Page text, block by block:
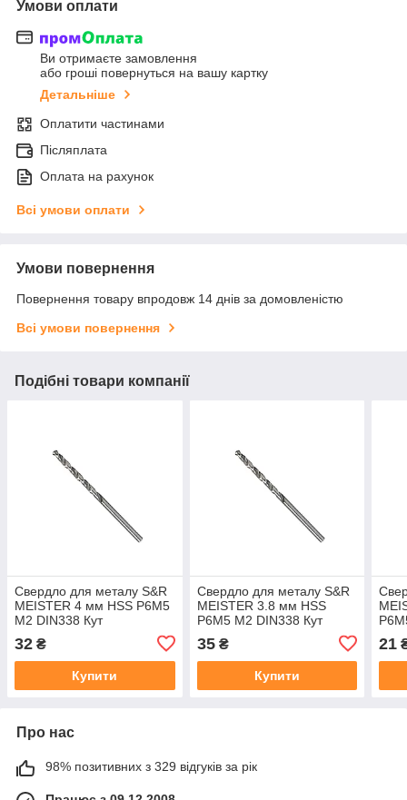
Умови оплати
Ви отримаєте замовлення
або гроші повернуться на вашу картку
Детальніше
Оплатити частинами
Післяплата
Оплата на рахунок
Всі умови оплати
Умови повернення
Повернення товару впродовж 14 днів за домовленістю
Всі умови повернення
Подібні товари компанії
Свердло для металу S&R
MEISTER 4 мм HSS Р6М5
М2 DIN338 Кут
(108800400)
32 ₴
Купити
Свердло для металу S&R
MEISTER 3.8 мм HSS
Р6М5 М2 DIN338 Кут
(10880380)
35₴
Купити
21
Про нас
98% позитивних з 329 відгуків за рік